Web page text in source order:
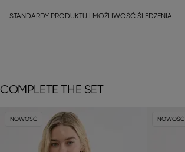
STANDARDY PRODUKTU I MOŻLIWOŚĆ ŚLEDZENIA
COMPLETE THE SET
NOWOŚĆ NOWOŚĆ